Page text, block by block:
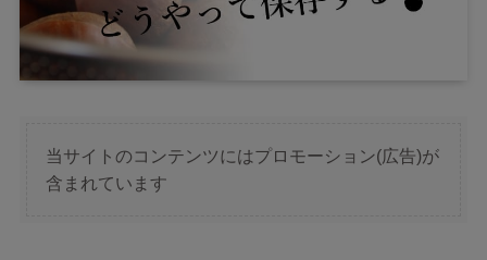
当サイトのコンテンツにはプロモーション(広告)が
含まれています